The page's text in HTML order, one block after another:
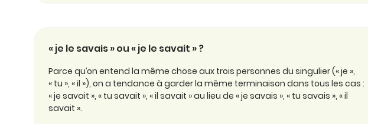
« je le savais » ou « je le savait » ?
Parce qu’on entend la même chose aux trois personnes du singulier (« je »,
« tu », « il »), on a tendance à garder la même terminaison dans tous les cas :
« je savait », « tu savait », « il savait » au lieu de « je savais », « tu savais », « il
savait ».